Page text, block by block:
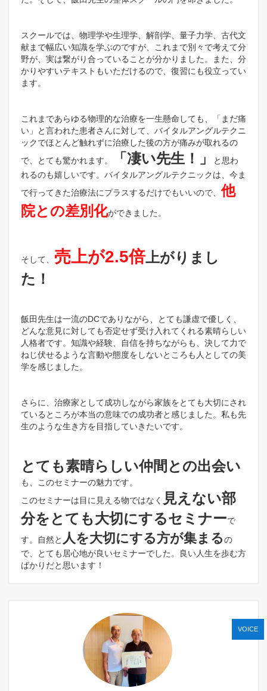
スクールでは、物理学や生理学、解剖学、量子力学、古代文
献まで幅広い知識を学ぶのですが、これまで別々で考えて分
野が、実は繋がり合っていることが分かりました。また、分
かりやすいテキストもいただけるので、復習にも役立ってい
ます。
これまであらゆる物理的な治療を一生懸命しても、「まだ痛
い」と言われた患者さんに対して、バイタルアングルテクニ
ックでほとんど触れずに治療した後の方が痛みが取れるの
で、とても驚かれます。
「凄い先生！」
と思わ
れるのも嬉しいです。バイタルアングルテクニックは、今ま
で行ってきた治療法にプラスするだけでもいいので、他
院との差別化ができました。
そして、 売上が2.5倍上がりまし
た！
飯田先生は一流のDCでありながら、とても謙虚で優しく、
どんな意見に対しても否定せず受け入れてくれる素晴らしい
人格者です。知識や経験、自信を持ちながらも、決して力で
ねじ伏せるような言動や態度をしないところも人としての美
学を感じました。
さらに、治療家として成功しながら家族をとても大切にされ
ているところが本当の意味での成功者と感じました。私も先
生のような生き方を目指していきたいです。
とても素晴らしい仲間との出会い
も、このセミナーの魅力です。
このセミナーは目に見える物ではなく
見えない部
分をとても大切にするセミナーで
す。自然と 人を大切にする方が集まるの
で、とても居心地が良いセミナーでした。良い人生を歩む方
ばかりだと思います！
VOICE